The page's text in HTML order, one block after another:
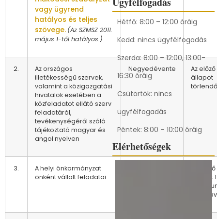
vagy ügyrend
hatályos és teljes
szövege. (Az SZMSZ 2011.
május 1-től hatályos.)
2.
Az országos
illetékességű szervek,
valamint a közigazgatási
hivatalok esetében a
közfeladatot ellátó szerv
feladatáról,
tevékenységéről szóló
tájékoztató magyar és
angol nyelven
Negyedévente
Az előző
állapot
törlendő
3.
A helyi önkormányzat
önként vállalt feladatai
Az előző
állapot
Hétfő: 8:00 – 12:00 óráig
Kedd: nincs ügyfélfogadás
Szerda: 8:00 – 12:00, 13:00-
16:30 óráig
Csütörtök: nincs
ügyfélfogadás
Péntek: 8:00 – 10:00 óráig
Elérhetőségek